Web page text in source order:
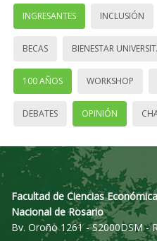
INGRESANTES INCLUSIÓN
BECAS BIENESTAR
100 AÑOS WORKSHOP
DEBATES OPINIÓN
Facultad de Ciencias
Nacional de Rosario
Bv. Oroño 1261 - S2000DSM -